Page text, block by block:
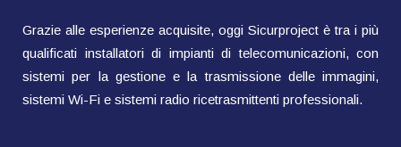
Grazie alle esperienze acquisite, oggi Sicurproject è tra i più
qualificati installatori di impianti di telecomunicazioni, con
sistemi per la gestione e la trasmissione delle immagini,
sistemi Wi-Fi e sistemi radio ricetrasmittenti professionali.